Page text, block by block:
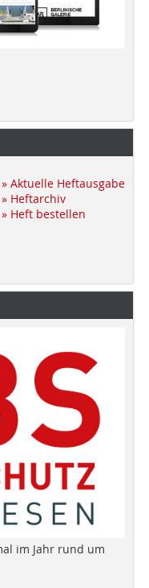
» Aktuelle Heftausgabe
» Heftarchiv
» Heft bestellen
im Jahr rund um